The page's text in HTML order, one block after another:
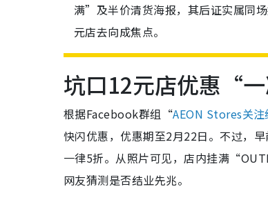
满”及半价清货海报，其后证实属同
元店去向成焦点。
坑口12元店优惠“
根据Facebook群组“AEON Stores关注
快闪优惠，优惠期至2月22日。不过，
一律5折。从照片可见，店内挂满
网友猜测是否结业先兆。